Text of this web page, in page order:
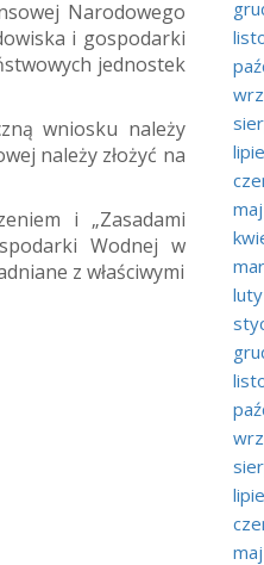
Narodowego
i gospodarki
jednostek
wniosku należy
należy złożyć na
i „Zasadami
Wodnej w
z właściwymi